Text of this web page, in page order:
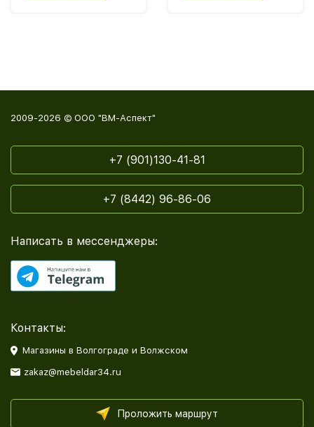
2009-2026 © ООО "ВМ-Аспект"
+7 (901)130-41-81
+7 (8442) 96-86-06
Написать в мессенджеры:
Контакты:
Магазины в Волгограде и Волжском
zakaz@mebeldar34.ru
Проложить маршрут